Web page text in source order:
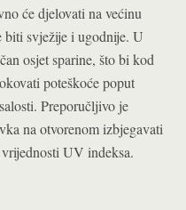
će djelovati na većinu
biti svježije i ugodnije. U
osjet sparine, što bi kod
poteškoće poput
Preporučljivo je
na otvorenom izbjegavati
UV indeksa.